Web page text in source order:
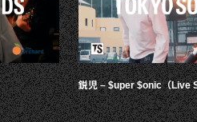
鋭児 – $uper $onic（Live